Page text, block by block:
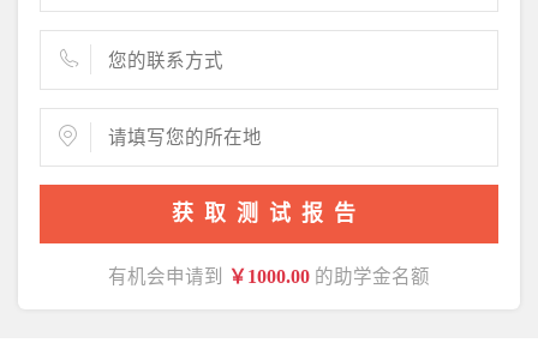
获取测试报告
有机会申请到 ￥1000.00 的助学金名额